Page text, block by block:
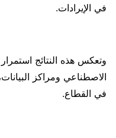
في الإيرادات.
وتعكس هذه النتائج استمرار
الاصطناعي ومراكز
في القطاع.